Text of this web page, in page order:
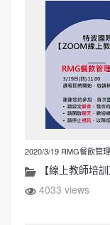
2020/3/19 RMG餐飲管
【線上教師培
4033 views